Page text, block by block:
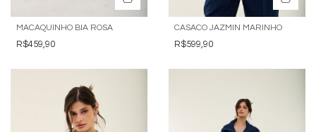
MACAQUINHO BIA ROSA
R$459,90
CASACO JAZMIN MARINHO
R$599,90